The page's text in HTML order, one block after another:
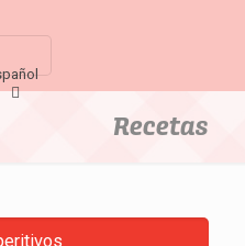
Recetas